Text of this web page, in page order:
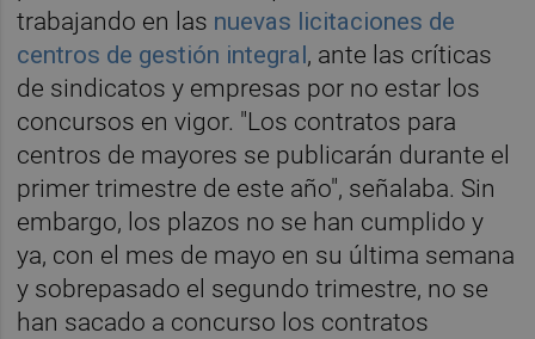
trabajando en las nuevas licitaciones de
centros de gestión integral, ante las críticas
de sindicatos y empresas por no estar los
concursos en vigor. "Los contratos para
centros de mayores se publicarán durante el
primer trimestre de este año", señalaba. Sin
embargo, los plazos no se han cumplido y
ya, con el mes de mayo en su última semana
y sobrepasado el segundo trimestre, no se
han sacado a concurso los contratos